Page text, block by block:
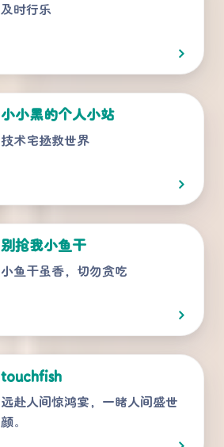
及时行乐
小小黑的个人小站
技术宅拯救世界
别抢我小鱼干
小鱼干虽香，切勿贪吃
touchfish
远赴人间惊鸿宴，一睹人间盛世
颜。